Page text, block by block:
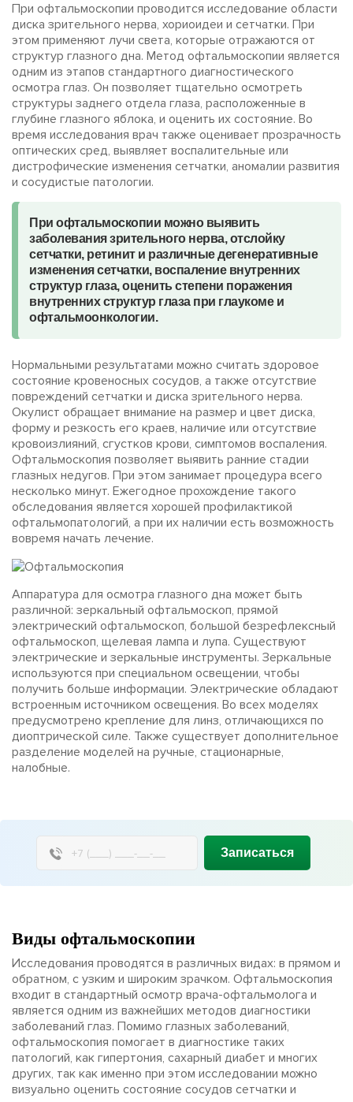
При офтальмоскопии проводится исследование области
диска зрительного нерва, хориоидеи и сетчатки. При
этом применяют лучи света, которые отражаются от
структур глазного дна. Метод офтальмоскопии является
одним из этапов стандартного диагностического
осмотра глаз. Он позволяет тщательно осмотреть
структуры заднего отдела глаза, расположенные в
глубине глазного яблока, и оценить их состояние. Во
время исследования врач также оценивает прозрачность
оптических сред, выявляет воспалительные или
дистрофические изменения сетчатки, аномалии развития
и сосудистые патологии.
При офтальмоскопии можно выявить
заболевания зрительного нерва, отслойку
сетчатки, ретинит и различные дегенеративные
изменения сетчатки, воспаление внутренних
структур глаза, оценить степени поражения
внутренних структур глаза при глаукоме и
офтальмоонкологии.
Нормальными результатами можно считать здоровое
состояние кровеносных сосудов, а также отсутствие
повреждений сетчатки и диска зрительного нерва.
Окулист обращает внимание на размер и цвет диска,
форму и резкость его краев, наличие или отсутствие
кровоизлияний, сгустков крови, симптомов воспаления.
Офтальмоскопия позволяет выявить ранние стадии
глазных недугов. При этом занимает процедура всего
несколько минут. Ежегодное прохождение такого
обследования является хорошей профилактикой
офтальмопатологий, а при их наличии есть возможность
вовремя начать лечение.
Аппаратура для осмотра глазного дна может быть
различной: зеркальный офтальмоскоп, прямой
электрический офтальмоскоп, большой безрефлексный
офтальмоскоп, щелевая лампа и лупа. Существуют
электрические и зеркальные инструменты. Зеркальные
используются при специальном освещении, чтобы
получить больше информации. Электрические обладают
встроенным источником освещения. Во всех моделях
предусмотрено крепление для линз, отличающихся по
диоптрической силе. Также существует дополнительное
разделение моделей на ручные, стационарные,
налобные.
Записаться
Виды офтальмоскопии
Исследования проводятся в различных видах: в прямом и
обратном, с узким и широким зрачком. Офтальмоскопия
входит в стандартный осмотр врача-офтальмолога и
является одним из важнейших методов диагностики
заболеваний глаз. Помимо глазных заболеваний,
офтальмоскопия помогает в диагностике таких
патологий, как гипертония, сахарный диабет и многих
других, так как именно при этом исследовании можно
визуально оценить состояние сосудов сетчатки и